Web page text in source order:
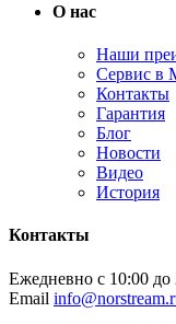
О нас
Наши
Сервис в
Контакты
Гарантия
Блог
Новости
Видео
История
Контакты
Ежедневно с 10:00 до
Email